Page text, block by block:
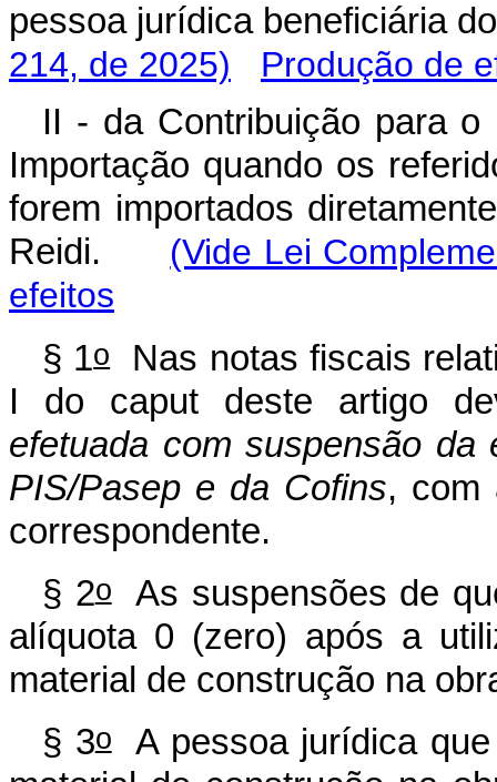
pessoa jurídica beneficiária
214, de 2025)
Produção de
II - da Contribuição para o
Importação quando os
forem importados
Reidi. (Vide Lei
efeitos
§ 1oNas notas fiscais
I do caput deste artigo
efetuada com suspensão da
PIS/Pasep e da Cofins, com
correspondente.
§ 2oAs suspensões de
alíquota 0 (zero) após a
material de construção na
§ 3oA pessoa jurídica que